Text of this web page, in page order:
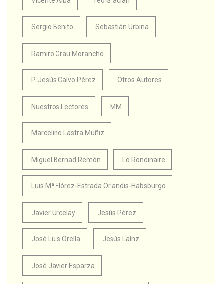
Sergio Benito Sebastián Urbina
Ramiro Grau Morancho
P. Jesús Calvo Pérez Otros Autores
Nuestros Lectores MM
Marcelino Lastra Muñiz
Miguel Bernad Remón Lo Rondinaire
Luis Mª Flórez-Estrada Orlandis-Habsburgo
Javier Urcelay Jesús Pérez
José Luis Orella Jesús Laínz
José Javier Esparza